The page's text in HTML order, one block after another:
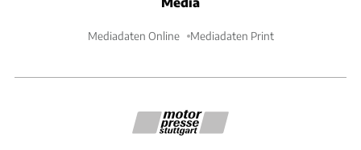
Mediadaten Online Mediadaten Print